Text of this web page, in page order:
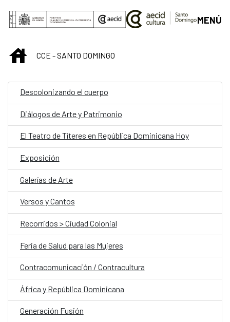
Saltar al contenido principal
MENÚ
INICIOCCE - SANTO DOMINGO
Descolonizando el cuerpo
Diálogos de Arte y Patrimonio
El Teatro de Títeres en República Dominicana Hoy
Exposición
Galerías de Arte
Versos y Cantos
Recorridos > Ciudad Colonial
Feria de Salud para las Mujeres
Contracomunicación / Contracultura
África y República Dominicana
Generación Fusión